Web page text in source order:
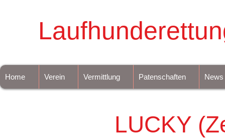
Home Verein Vermittlung Patenschaften News
LUCKY